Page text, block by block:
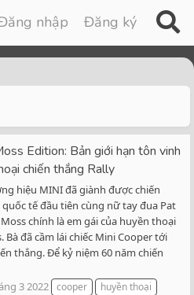
nhập Đăng ký
Edition: Bản giới hạn tôn vinh
chiến thắng Rally
hiệu MINI đã giành được chiến
tế đầu tiên cùng nữ tay đua Pat
chính là em gái của huyền thoại
Bà đã cầm lái chiếc Mini Cooper tới
thắng. Để kỷ niệm 60 năm chiến
3 2022 cooper
huyền thoại